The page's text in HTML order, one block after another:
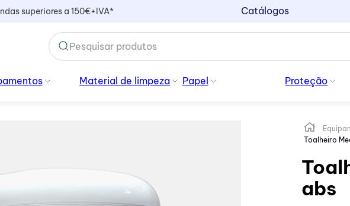
superiores a 150€+IVA* Catálogos
BUSCADOS
Material de limpeza Papel Proteção
Toalheiro
abs